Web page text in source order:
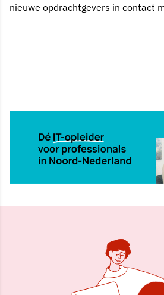
nieuwe opdrachtgevers in contact
31 aug 2001, 00:00